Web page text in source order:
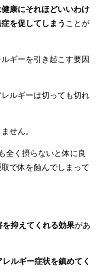
健康にそれほどいいわけ
を促してしまう ことが
ギーを引き起こす要因
ルギーは切っても切れ
せん。
全く摂らないと体に良
で体を蝕んでしまって
抑えてくれる効果があ
ルギー症状を鎮めてく